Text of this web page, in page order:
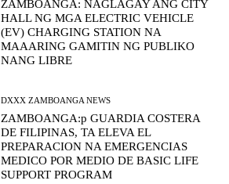
ZAMBOANGA: NAGLAGAY ANG CITY
HALL NG MGA ELECTRIC VEHICLE
(EV) CHARGING STATION NA
MAAARING GAMITIN NG PUBLIKO
NANG LIBRE
DXXX ZAMBOANGA NEWS
ZAMBOANGA:p GUARDIA COSTERA
DE FILIPINAS, TA ELEVA EL
PREPARACION NA EMERGENCIAS
MEDICO POR MEDIO DE BASIC LIFE
SUPPORT PROGRAM